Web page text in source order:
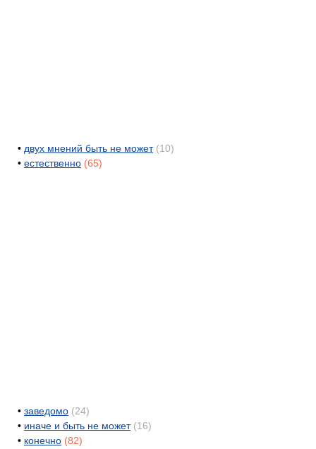
• двух мнений быть не может (10)
• естественно (65)
• заведомо (24)
• иначе и быть не может (16)
• конечно (82)